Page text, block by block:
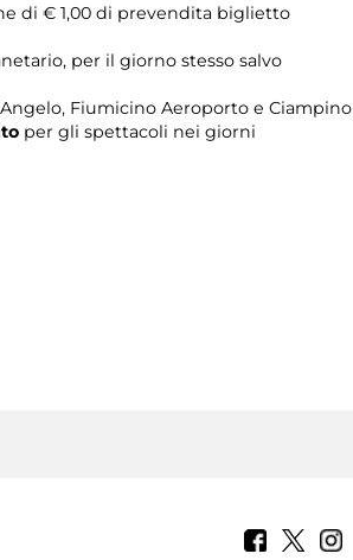
di € 1,00 di prevendita biglietto
per il giorno stesso salvo
Fiumicino Aeroporto e Ciampino
per gli spettacoli nei giorni